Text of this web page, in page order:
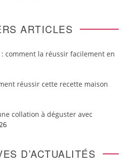
ARTICLES
comment la réussir facilement en
réussir cette recette maison
collation à déguster avec
D’ACTUALITÉS